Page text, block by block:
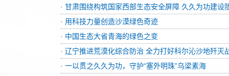
· 甘肃围绕构筑国家西部生态安全屏障 久久为功建设
· 用科技力量创造沙漠绿色奇迹
· 中国生态大省青海的绿色之变
· 辽宁推进荒漠化综合防治 全力打好科尔沁沙地歼灭
· 一以贯之久久为功，守护“塞外明珠”乌梁素海